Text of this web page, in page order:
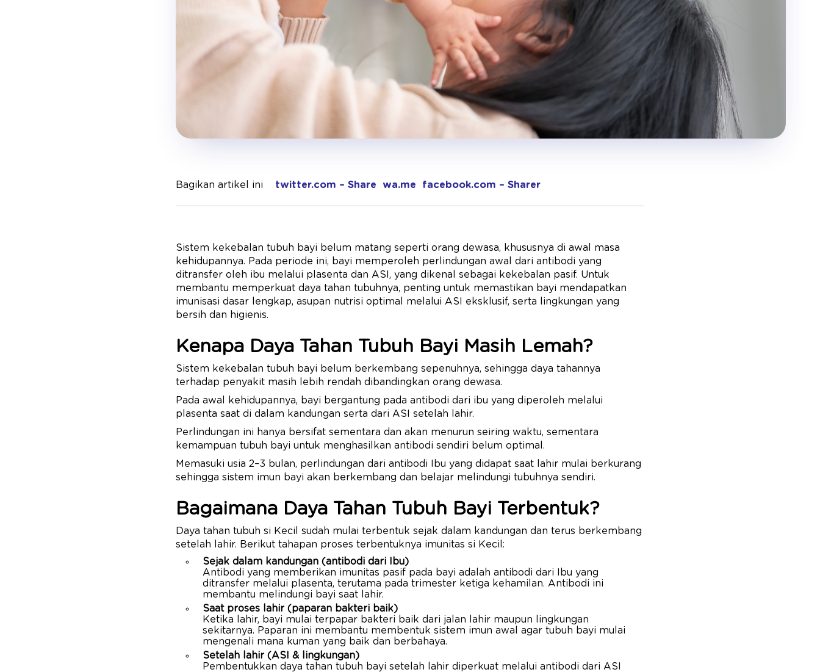
Bagikan artikel ini twitter.com – Share wa.me facebook.com – Sharer
Sistem kekebalan tubuh bayi belum matang seperti orang dewasa, khususnya di awal masa
kehidupannya. Pada periode ini, bayi memperoleh perlindungan awal dari antibodi yang
ditransfer oleh ibu melalui plasenta dan ASI, yang dikenal sebagai kekebalan pasif. Untuk
membantu memperkuat daya tahan tubuhnya, penting untuk memastikan bayi mendapatkan
imunisasi dasar lengkap, asupan nutrisi optimal melalui ASI eksklusif, serta lingkungan yang
bersih dan higienis.
Kenapa Daya Tahan Tubuh Bayi Masih Lemah?
Sistem kekebalan tubuh bayi belum berkembang sepenuhnya, sehingga daya tahannya
terhadap penyakit masih lebih rendah dibandingkan orang dewasa.
Pada awal kehidupannya, bayi bergantung pada antibodi dari ibu yang diperoleh melalui
plasenta saat di dalam kandungan serta dari ASI setelah lahir.
Perlindungan ini hanya bersifat sementara dan akan menurun seiring waktu, sementara
kemampuan tubuh bayi untuk menghasilkan antibodi sendiri belum optimal.
Memasuki usia 2–3 bulan, perlindungan dari antibodi Ibu yang didapat saat lahir mulai berkurang
sehingga sistem imun bayi akan berkembang dan belajar melindungi tubuhnya sendiri.
Bagaimana Daya Tahan Tubuh Bayi Terbentuk?
Daya tahan tubuh si Kecil sudah mulai terbentuk sejak dalam kandungan dan terus berkembang
setelah lahir. Berikut tahapan proses terbentuknya imunitas si Kecil:
Sejak dalam kandungan (antibodi dari Ibu)
Antibodi yang memberikan imunitas pasif pada bayi adalah antibodi dari Ibu yang
ditransfer melalui plasenta, terutama pada trimester ketiga kehamilan. Antibodi ini
membantu melindungi bayi saat lahir.
Saat proses lahir (paparan bakteri baik)
Ketika lahir, bayi mulai terpapar bakteri baik dari jalan lahir maupun lingkungan
sekitarnya. Paparan ini membantu membentuk sistem imun awal agar tubuh bayi mulai
mengenali mana kuman yang baik dan berbahaya.
Setelah lahir (ASI & lingkungan)
Pembentukkan daya tahan tubuh bayi setelah lahir diperkuat melalui antibodi dari ASI